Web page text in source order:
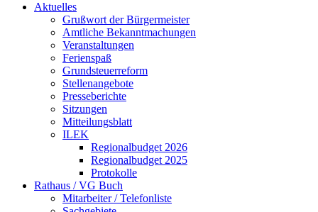
Aktuelles
Grußwort der Bürgermeister
Amtliche Bekanntmachungen
Veranstaltungen
Ferienspaß
Grundsteuerreform
Stellenangebote
Presseberichte
Sitzungen
Mitteilungsblatt
ILEK
Regionalbudget 2026
Regionalbudget 2025
Protokolle
Rathaus / VG Buch
Mitarbeiter / Telefonliste